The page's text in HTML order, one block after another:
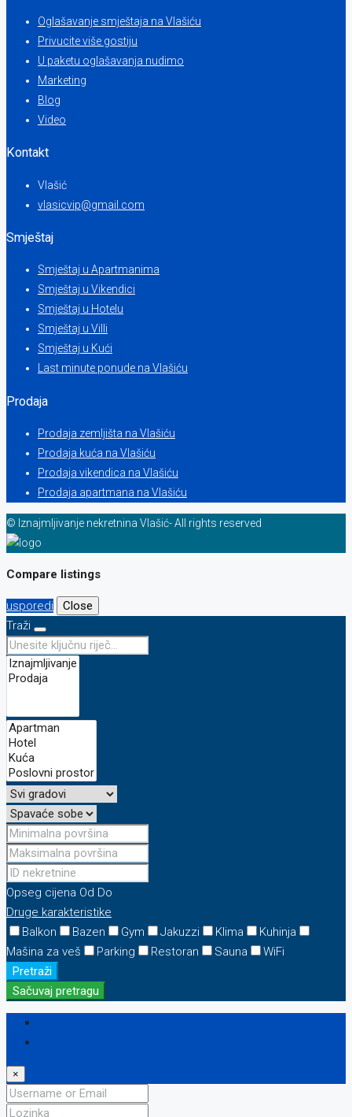
Oglašavanje smještaja na Vlašiću
Privucite više gostiju
U paketu oglašavanja nudimo
Marketing
Blog
Video
Kontakt
Vlašić
vlasicvip@gmail.com
Smještaj
Smještaj u Apartmanima
Smještaj u Vikendici
Smještaj u Hotelu
Smještaj u Villi
Smještaj u Kući
Last minute ponude na Vlašiću
Prodaja
Prodaja zemljišta na Vlašiću
Prodaja kuća na Vlašiću
Prodaja vikendica na Vlašiću
Prodaja apartmana na Vlašiću
© Iznajmljivanje nekretnina Vlašić- All rights reserved
Compare listings
usporedi
Close
Traži
Opseg cijena Od Do
Druge karakteristike
Balkon
Bazen Gym Jakuzzi Klima
Kuhinja
Mašina za veš
Parking Restoran Sauna
WiFi
Pretraži
Sačuvaj pretragu
×